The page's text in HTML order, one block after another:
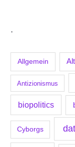
.
Allgemein
Antizionismus
biopolitics
Cyborgs